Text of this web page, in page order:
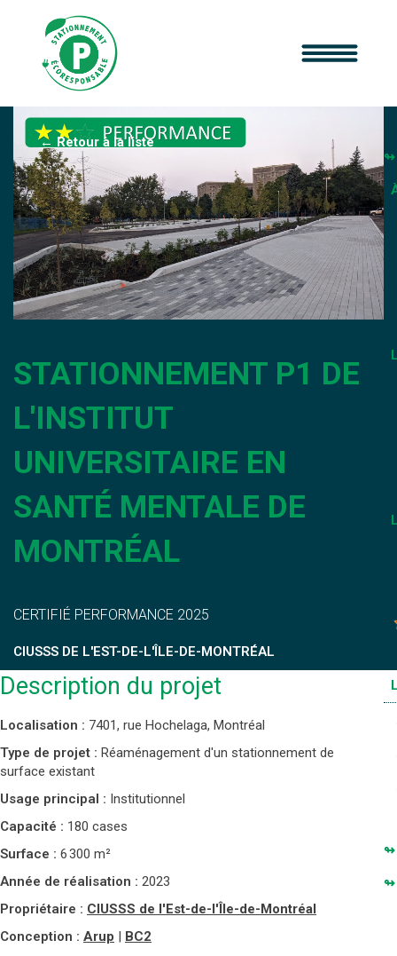
STATIONNEMENT P1 DE
L'INSTITUT
UNIVERSITAIRE EN
SANTÉ MENTALE DE
MONTRÉAL
CERTIFIÉ PERFORMANCE 2025
CIUSSS DE L'EST-DE-L'ÎLE-DE-MONTRÉAL
← Retour à la liste
Description du projet
Localisation : 7401, rue Hochelaga, Montréal
Type de projet : Réaménagement d'un stationnement de
surface existant
Usage principal : Institutionnel
Capacité : 180 cases
Surface : 6 300 m²
Année de réalisation : 2023
Propriétaire : CIUSSS de l'Est-de-l'Île-de-Montréal
Conception : Arup | BC2